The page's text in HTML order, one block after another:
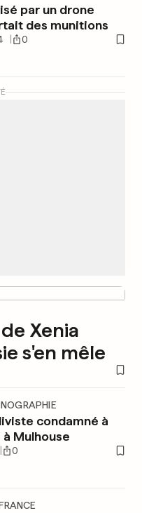
par un drone
des munitions
0
Xenia
s'en mêle
condamné à
à Mulhouse
0